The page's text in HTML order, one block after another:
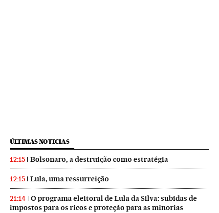
ÚLTIMAS NOTICIAS
12:15 Bolsonaro, a destruição como estratégia
12:15 Lula, uma ressurreição
21:14
O programa eleitoral de Lula da Silva: subidas de
impostos para os ricos e proteção para as minorias